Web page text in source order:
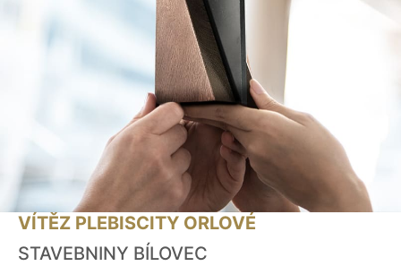
VÍTĚZ PLEBISCITY ORLOVÉ
STAVEBNINY BÍLOVEC